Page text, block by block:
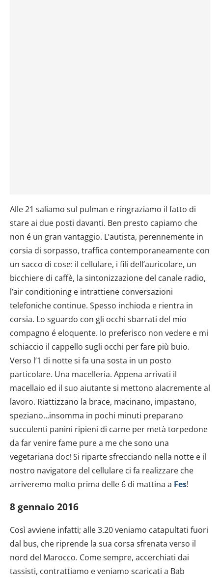
Alle 21 saliamo sul pulman e ringraziamo il fatto di
stare ai due posti davanti. Ben presto capiamo che
non é un gran vantaggio. L’autista, perennemente in
corsia di sorpasso, traffica contemporaneamente con
un sacco di cose: il cellulare, i fili dell’auricolare, un
bicchiere di caffè, la sintonizzazione del canale radio,
l’air conditioning e intrattiene conversazioni
telefoniche continue. Spesso inchioda e rientra in
corsia. Lo sguardo con gli occhi sbarrati del mio
compagno é eloquente. Io preferisco non vedere e mi
schiaccio il cappello sugli occhi per fare più buio.
Verso l’1 di notte si fa una sosta in un posto
particolare. Una macelleria. Appena arrivati il
macellaio ed il suo aiutante si mettono alacremente al
lavoro. Riattizzano la brace, macinano, impastano,
speziano…insomma in pochi minuti preparano
succulenti panini ripieni di carne per metà torpedone
da far venire fame pure a me che sono una
vegetariana doc! Si riparte sfrecciando nella notte e il
nostro navigatore del cellulare ci fa realizzare che
arriveremo molto prima delle 6 di mattina a Fes!
8 gennaio 2016
Così avviene infatti; alle 3.20 veniamo catapultati fuori
dal bus, che riprende la sua corsa sfrenata verso il
nord del Marocco. Come sempre, accerchiati dai
tassisti, contrattiamo e veniamo scaricati a Bab